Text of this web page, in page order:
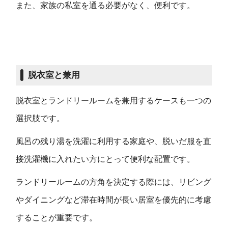
また、家族の私室を通る必要がなく、便利です。
脱衣室と兼用
脱衣室とランドリールームを兼用するケースも一つの
選択肢です。
風呂の残り湯を洗濯に利用する家庭や、脱いだ服を直
接洗濯機に入れたい方にとって便利な配置です。
ランドリールームの方角を決定する際には、リビング
やダイニングなど滞在時間が長い居室を優先的に考慮
することが重要です。